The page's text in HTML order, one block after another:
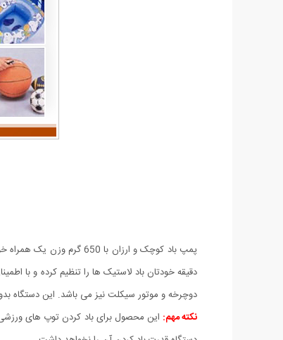
پمپ باد کوچک و ارزان
دقیقه خودتان باد لاستیک ها را تنظیم کرده و با
دوچرخه و موتور سیکلت نیز می باشد. این دستگاه
نکته مهم: این محصول برای باد کردن توپ های